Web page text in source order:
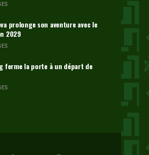
prolonge son aventure avec le
2029
ferme la porte à un départ de